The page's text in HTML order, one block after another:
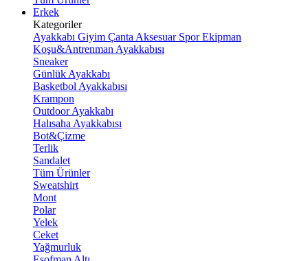
Erkek
Kategoriler
Ayakkabı Giyim Çanta Aksesuar Spor Ekipman
Koşu&Antrenman Ayakkabısı
Sneaker
Günlük Ayakkabı
Basketbol Ayakkabısı
Krampon
Outdoor Ayakkabı
Halısaha Ayakkabısı
Bot&Çizme
Terlik
Sandalet
Tüm Ürünler
Sweatshirt
Mont
Polar
Yelek
Ceket
Yağmurluk